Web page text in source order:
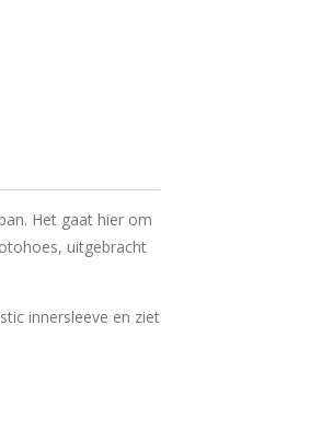
Het gaat hier om
uitgebracht
innersleeve en ziet